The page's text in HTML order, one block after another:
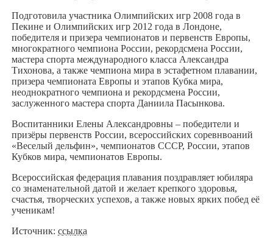
Подготовила участника Олимпийских игр 2008 года в
Пекине и Олимпийских игр 2012 года в Лондоне,
победителя и призера чемпионатов и первенств Европы,
многократного чемпиона России, рекордсмена России,
мастера спорта международного класса Александра
Тихонова, а также чемпиона мира в эстафетном плавании,
призера чемпионата Европы и этапов Кубка мира,
неоднократного чемпиона и рекордсмена России,
заслуженного мастера спорта Даниила Пасынкова.
Воспитанники Елены Александровны – победители и
призёры первенств России, всероссийских соревнвоаний
«Веселый дельфин», чемпионатов СССР, России, этапов
Кубков мира, чемпионатов Европы.
Всероссийская федерация плавания поздравляет юбиляра
со знаменательной датой и желает крепкого здоровья,
счастья, творческих успехов, а также новых ярких побед её
ученикам!
Источник: ссылка